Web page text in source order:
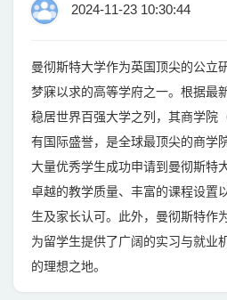
2024-11-23 10:30:44
曼彻斯特大学作为英国顶尖的公立
梦寐以求的高等学府之一。根据最
稳居世界百强大学之列，其商学院
有国际盛誉，是全球最顶尖的商学
大量优秀学生成功申请到曼彻斯特
卓越的教学质量、丰富的课程设置
生及家长认可。此外，曼彻斯特作
为留学生提供了广阔的实习与就业
的理想之地。